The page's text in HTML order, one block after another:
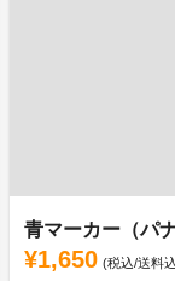
青マーカー（パ
¥1,650 (税込/送料